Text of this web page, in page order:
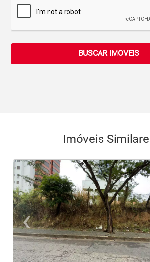
BUSCAR IMOVEIS
Imóveis
‹
Previous